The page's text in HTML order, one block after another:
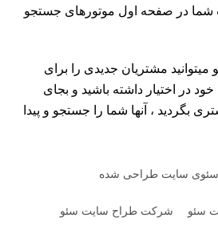
شما در صفحه اول موتورهای جستجو
مشتریان جدیدی را برای
در اختیار داشته باشید و بجای
بگردید ، آنها شما را جستجو و پیدا
سئوی سایت طراحی شده
سئو شرکت طراح سایت سئو